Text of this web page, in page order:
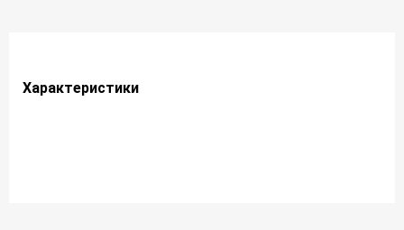
Характеристики